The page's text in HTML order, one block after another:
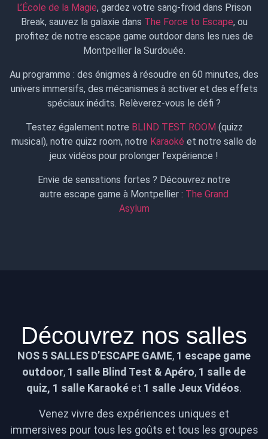
L’École de la Magie, gardez votre sang-froid dans Prison
Break, sauvez la galaxie dans The Force to Escape, ou
profitez de notre escape game outdoor dans les rues de
Montpellier la Surdouée.
Au programme : des énigmes à résoudre en 60 minutes, des
univers immersifs, des mécanismes à activer et des effets
spéciaux inédits. Relèverez-vous le défi ?
Testez également notre BLIND TEST ROOM (quizz
musical), notre quizz room, notre Karaoké et notre salle de
jeux vidéos pour prolonger l’expérience !
Envie de sensations fortes ? Découvrez notre
autre escape game à Montpellier : The Grand
Asylum
Découvrez nos salles
NOS 5 SALLES D’ESCAPE GAME, 1 escape game
outdoor, 1 salle Blind Test & Apéro, 1 salle de
quiz, 1 salle Karaoké et 1 salle Jeux Vidéos.
Venez vivre des expériences uniques et
immersives pour tous les goûts et tous les groupes